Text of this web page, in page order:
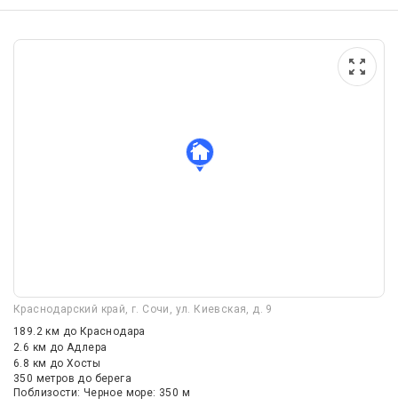
Краснодарский край, г. Сочи, ул. Киевская, д. 9
189.2 км до Краснодара
2.6 км до Адлера
6.8 км до Хосты
350 метров до берега
Поблизости: Черное море: 350 м